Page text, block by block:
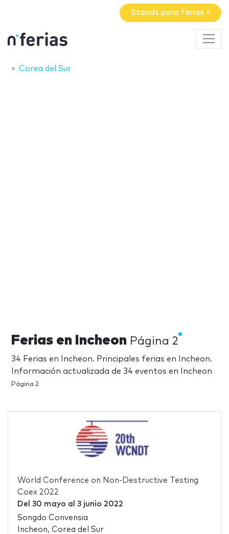
Stands para ferias »
Corea del Sur
Ferias en Incheon Página 2
34 Ferias en Incheon. Principales ferias en Incheon.
Información actualizada de 34 eventos en Incheon
Página 2
World Conference on Non-Destructive Testing
Coex 2022
Del 30 mayo al 3 junio 2022
Songdo Convensia
Incheon, Corea del Sur